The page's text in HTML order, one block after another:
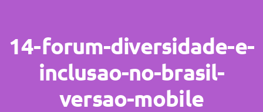
14-forum-diversidade-e-
inclusao-no-brasil-
versao-mobile